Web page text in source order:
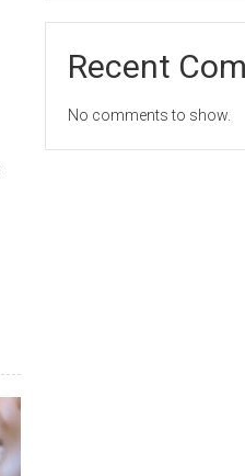
Recent
No comments to show.